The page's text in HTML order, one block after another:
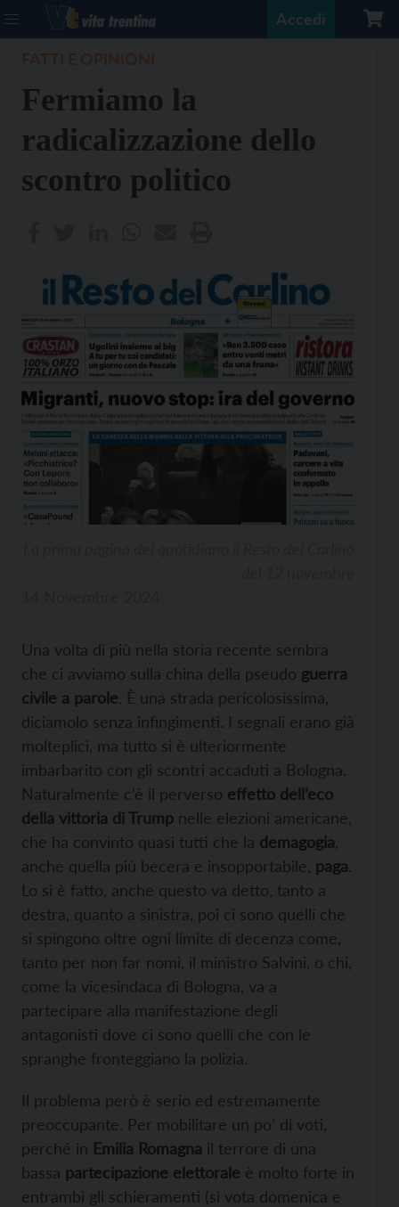
Accedi
Fermiamo la
radicalizzazione dello
scontro politico
Una volta di più nella storia recente sembra
che ci avviamo sulla china della pseudo guerra
civile a parole. È una strada pericolosissima,
diciamolo senza infingimenti. I segnali erano già
molteplici, ma tutto si è ulteriormente
imbarbarito con gli scontri accaduti a Bologna.
Naturalmente c’è il perverso effetto dell’eco
della vittoria di Trump nelle elezioni americane,
che ha convinto quasi tutti che la demagogia
anche quella più becera e insopportabile, paga.
Lo si è fatto, anche questo va detto, tanto a
destra, quanto a sinistra, poi ci sono quelli che
si spingono oltre ogni limite di decenza come,
tanto per non far nomi, il ministro Salvini, o chi,
come la vicesindaca di Bologna, va a
partecipare alla manifestazione degli
antagonisti dove ci sono quelli che con le
spranghe fronteggiano la polizia.
Il problema però è serio ed estremamente
preoccupante. Per mobilitare un po’ di voti,
perché in Emilia Romagna il terrore di una
bassa partecipazione elettorale è molto forte in
entrambi gli schieramenti (si vota domenica e